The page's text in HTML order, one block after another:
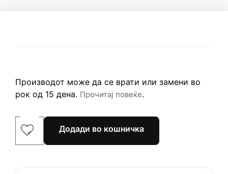
Додади во кошничка
Производот може да се врати или замени во
рок од 15 дена. Прочитај повеќе.